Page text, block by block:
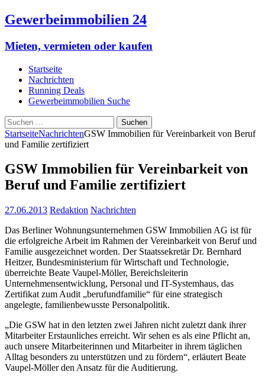
Gewerbeimmobilien 24
Mieten, vermieten oder kaufen
Startseite
Nachrichten
Running Deals
Gewerbeimmobilien Suche
Suchen
nach:
StartseiteNachrichtenGSW Immobilien für Vereinbarkeit von Beruf
und Familie zertifiziert
GSW Immobilien für Vereinbarkeit von
Beruf und Familie zertifiziert
27.06.2013 Redaktion Nachrichten
Das Berliner Wohnungsunternehmen GSW Immobilien AG ist für
die erfolgreiche Arbeit im Rahmen der Vereinbarkeit von Beruf und
Familie ausgezeichnet worden. Der Staatssekretär Dr. Bernhard
Heitzer, Bundesministerium für Wirtschaft und Technologie,
überreichte Beate Vaupel-Möller, Bereichsleiterin
Unternehmensentwicklung, Personal und IT-Systemhaus, das
Zertifikat zum Audit „berufundfamilie“ für eine strategisch
angelegte, familienbewusste Personalpolitik.
„Die GSW hat in den letzten zwei Jahren nicht zuletzt dank ihrer
Mitarbeiter Erstaunliches erreicht. Wir sehen es als eine Pflicht an,
auch unsere Mitarbeiterinnen und Mitarbeiter in ihrem täglichen
Alltag besonders zu unterstützen und zu fördern“, erläutert Beate
Vaupel-Möller den Ansatz für die Auditierung.